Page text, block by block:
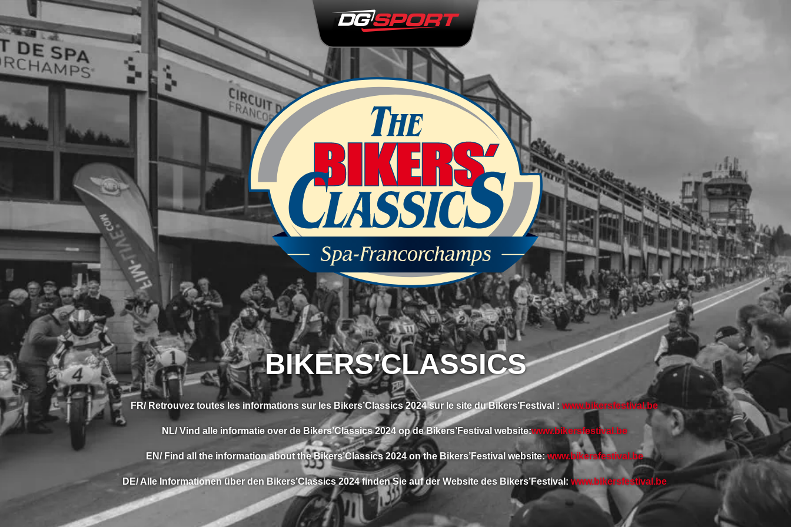
BIKERS'CLASSICS
FR/ Retrouvez toutes les informations sur les Bikers’Classics 2024 sur le site du Bikers’Festival : www.bikersfestival.be
NL/ Vind alle informatie over de Bikers’Classics 2024 op de Bikers’Festival website:www.bikersfestival.be
EN/ Find all the information about the Bikers’Classics 2024 on the Bikers’Festival website:www.bikersfestival.be
DE/ Alle Informationen über den Bikers’Classics 2024 finden Sie auf der Website des Bikers’Festival: www.bikersfestival.be